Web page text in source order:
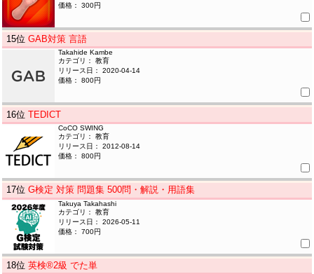
価格： 300円
15位GAB対策 言語
Takahide Kambe
カテゴリ： 教育
リリース日： 2020-04-14
価格： 800円
16位TEDICT
CoCO SWING
カテゴリ： 教育
リリース日： 2012-08-14
価格： 800円
17位G検定 対策 問題集 500問・解説・用語集
Takuya Takahashi
カテゴリ： 教育
リリース日： 2026-05-11
価格： 700円
18位英検®2級 でた単